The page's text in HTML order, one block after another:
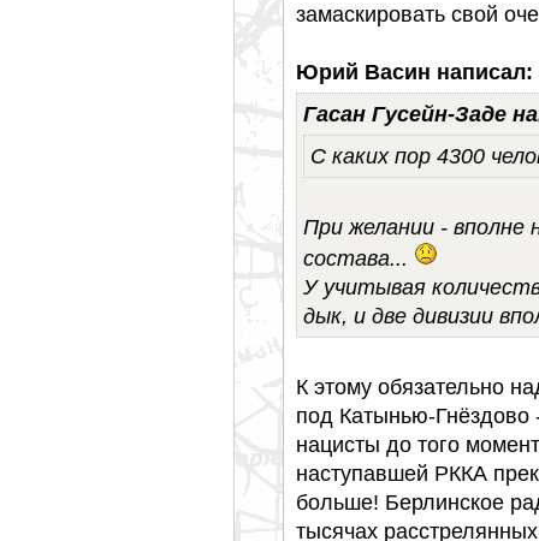
замаскировать свой
Юрий Васин написал:
Гасан Гусейн-Заде
С каких пор 4300
При желании - вполне
состава...
У учитывая
дык, и две дивизии
К этому обязательно
под Катынью-
нацисты до того
наступавшей РККА
больше! Берлинское
тысячах